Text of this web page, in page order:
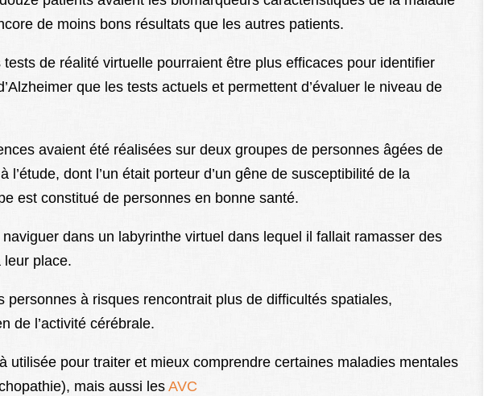
de moins bons résultats que les autres patients.
de réalité virtuelle pourraient être plus efficaces pour identifier
que les tests actuels et permettent d’évaluer le niveau de
avaient été réalisées sur deux groupes de personnes âgées de
l’étude, dont l’un était porteur d’un gêne de susceptibilité de la
est constitué de personnes en bonne santé.
dans un labyrinthe virtuel dans lequel il fallait ramasser des
leur place.
personnes à risques rencontrait plus de difficultés spatiales,
de l’activité cérébrale.
utilisée pour traiter et mieux comprendre certaines maladies mentales
mais aussi les AVC